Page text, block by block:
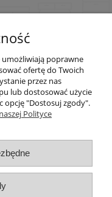
poprawne
ofertę do Twoich
przez nas
lub dostosować użycie
opcję "Dostosuj zgody".
Polityce